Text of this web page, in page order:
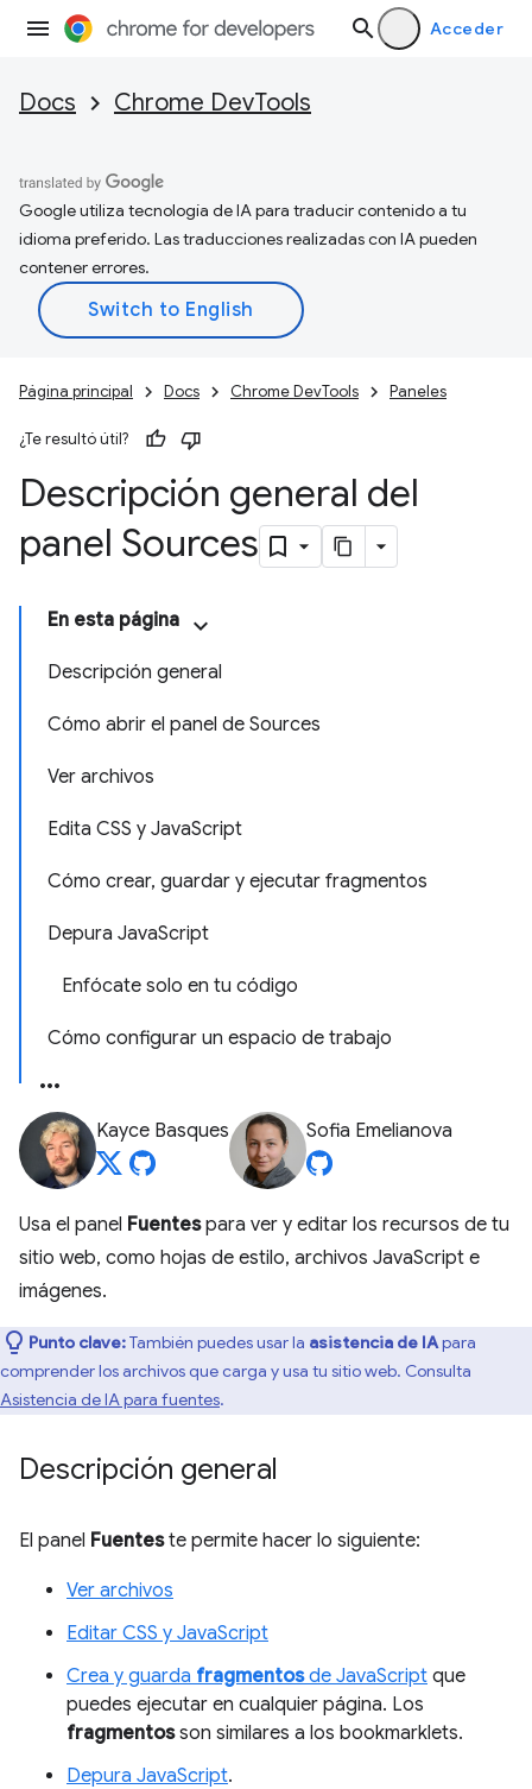
Acceder
Docs Chrome DevTools
Google utiliza tecnología de IA para traducir contenido a tu
idioma preferido. Las traducciones realizadas con IA pueden
contener errores.
Página principal Docs Chrome DevTools Paneles
¿Te resultó útil?
Descripción general del
panel Sources
En esta página
Descripción general
Cómo abrir el panel de Sources
Ver archivos
Edita CSS y JavaScript
Cómo crear, guardar y ejecutar fragmentos
Depura JavaScript
Enfócate solo en tu código
Cómo configurar un espacio de trabajo
Kayce Basques Sofia Emelianova
Usa el panel Fuentespara ver y editar los recursos de tu
sitio web, como hojas de estilo, archivos JavaScript e
imágenes.
Punto clave:También puedes usar la asistencia de IApara
comprender los archivos que carga y usa tu sitio web. Consulta
Asistencia de IA para fuentes.
Descripción general
El panel Fuenteste permite hacer lo siguiente:
Ver archivos
Editar CSS y JavaScript
Crea y guarda fragmentosde JavaScript que
puedes ejecutar en cualquier página. Los
fragmentosson similares a los bookmarklets.
Depura JavaScript.